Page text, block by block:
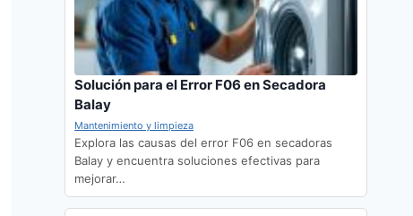
Solución para el Error F06 en Secadora
Balay
Mantenimiento y limpieza
Explora las causas del error F06 en secadoras
Balay y encuentra soluciones efectivas para
mejorar…